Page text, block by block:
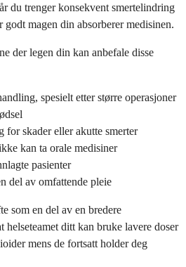
du trenger konsekvent smertelindring
magen din absorberer medisinen.
der legen din kan anbefale disse
spesielt etter større operasjoner
for skader eller akutte smerter
kan ta orale medisiner
pasienter
del av omfattende pleie
som en del av en bredere
helseteamet ditt kan bruke lavere doser
mens de fortsatt holder deg